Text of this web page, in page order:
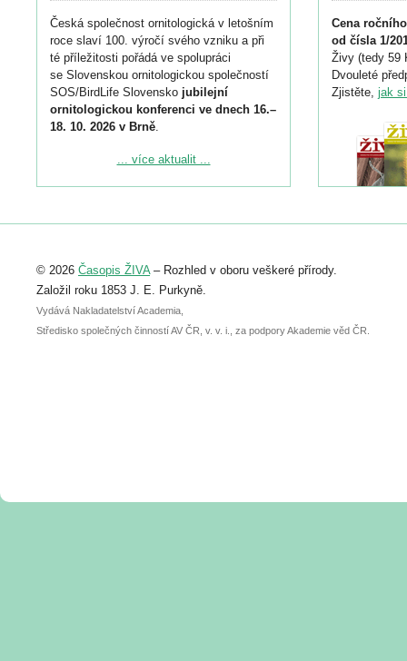
Česká společnost ornitologická v letošním
roce slaví 100. výročí svého vzniku a při
té příležitosti pořádá ve spolupráci
se Slovenskou ornitologickou společností
SOS/BirdLife Slovensko jubilejní
ornitologickou konferenci ve dnech 16.–
18. 10. 2026 v Brně.
Podrobnější informace ke konferenci
Registrovat se můžete do 6. září.
abstraktu přihlášené přednášky nebo
posteru je už 30. června.
... více aktualit ...
Cena
od čísla 1/
Živy (tedy 59
Dvouleté
Zjistěte, jak
© 2026 Časopis ŽIVA– Rozhled v oboru veškeré přírody.
Založil roku 1853 J. E. Purkyně.
Vydává Nakladatelství Academia,
Středisko společných činností AV ČR, v. v. i., za podpory Akademie věd ČR.